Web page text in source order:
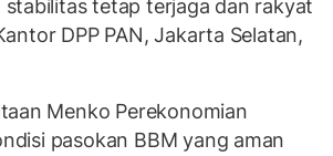
tetap terjaga dan rakyat
DPP PAN, Jakarta Selatan,
Menko Perekonomian
pasokan BBM yang aman